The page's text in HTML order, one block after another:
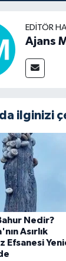
EDITÖR
Ajans
ilginizi
Nedir?
Asırlık
Efsanesi